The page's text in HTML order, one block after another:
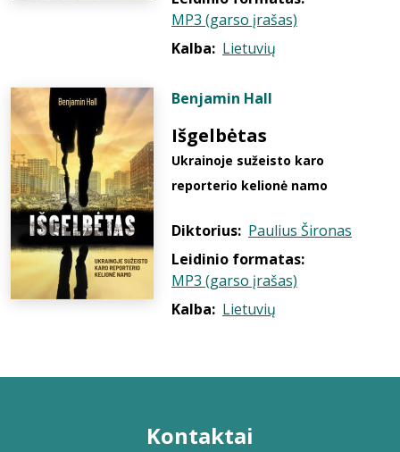
MP3 (garso įrašas)
Kalba: Lietuvių
Benjamin Hall
Išgelbėtas
Ukrainoje sužeisto karo
reporterio kelionė namo
Diktorius: Paulius Šironas
Leidinio formatas:
MP3 (garso įrašas)
Kalba: Lietuvių
Kontaktai